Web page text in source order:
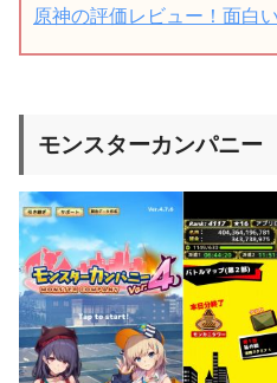
原神の評価レビュー！面白
モンスターカンパニー